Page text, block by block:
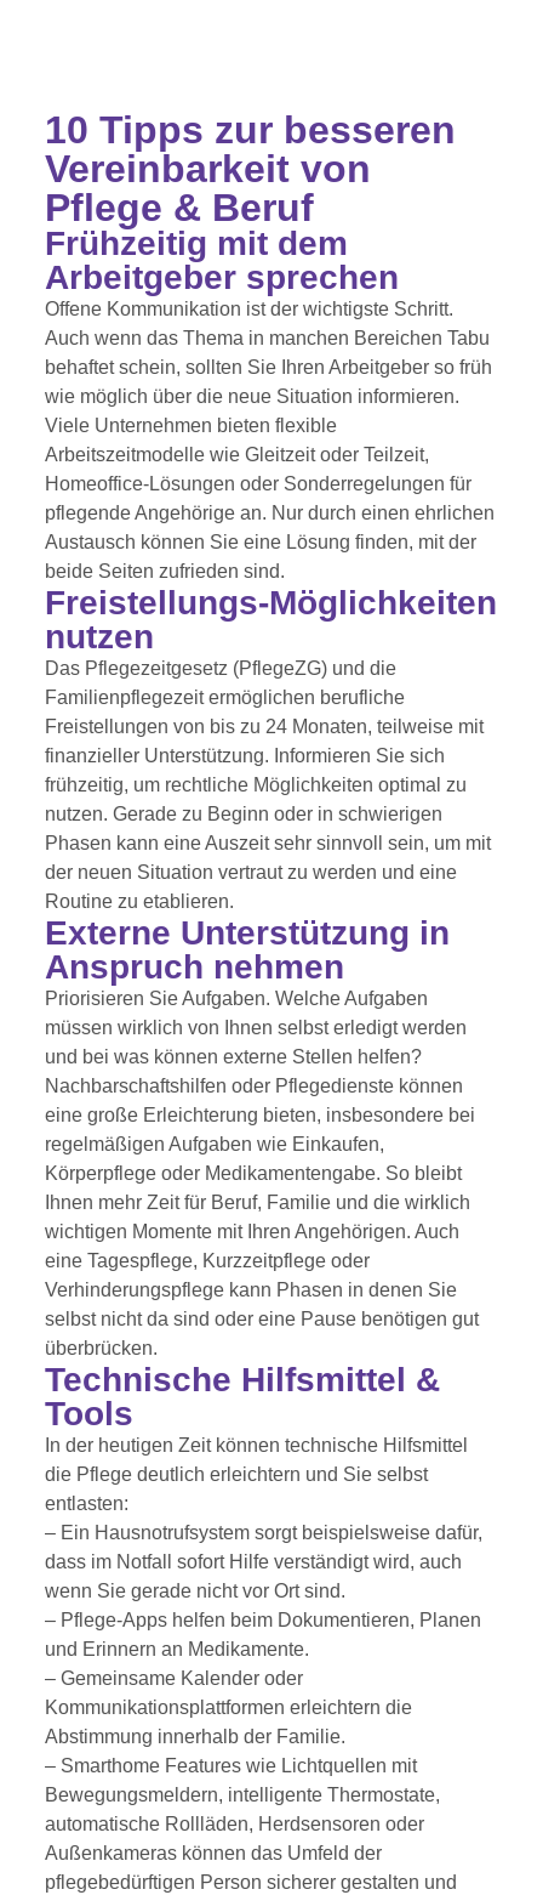
10 Tipps zur besseren
Vereinbarkeit von
Pflege & Beruf
Frühzeitig mit dem
Arbeitgeber sprechen
Offene Kommunikation ist der wichtigste Schritt.
Auch wenn das Thema in manchen Bereichen Tabu
behaftet schein, sollten Sie Ihren Arbeitgeber so früh
wie möglich über die neue Situation informieren.
Viele Unternehmen bieten flexible
Arbeitszeitmodelle wie Gleitzeit oder Teilzeit,
Homeoffice-Lösungen oder Sonderregelungen für
pflegende Angehörige an. Nur durch einen ehrlichen
Austausch können Sie eine Lösung finden, mit der
beide Seiten zufrieden sind.
Freistellungs-Möglichkeiten
nutzen
Das Pflegezeitgesetz (PflegeZG)und die
Familienpflegezeitermöglichen berufliche
Freistellungen von bis zu 24 Monaten, teilweise mit
finanzieller Unterstützung. Informieren Sie sich
frühzeitig, um rechtliche Möglichkeiten optimal zu
nutzen. Gerade zu Beginn oder in schwierigen
Phasen kann eine Auszeit sehr sinnvoll sein, um mit
der neuen Situation vertraut zu werden und eine
Routine zu etablieren.
Externe Unterstützung in
Anspruch nehmen
Priorisieren Sie Aufgaben. Welche Aufgaben
müssen wirklich von Ihnen selbst erledigt werden
und bei was können externe Stellen helfen?
Nachbarschaftshilfen oder Pflegedienste können
eine große Erleichterung bieten, insbesondere bei
regelmäßigen Aufgaben wie Einkaufen,
Körperpflege oder Medikamentengabe. So bleibt
Ihnen mehr Zeit für Beruf, Familie und die wirklich
wichtigen Momente mit Ihren Angehörigen. Auch
eine Tagespflege, Kurzzeitpflege oder
Verhinderungspflege kann Phasen in denen Sie
selbst nicht da sind oder eine Pause benötigen gut
überbrücken.
Technische Hilfsmittel &
Tools
In der heutigen Zeit können technische Hilfsmittel
die Pflege deutlich erleichtern und Sie selbst
entlasten:
– Ein Hausnotrufsystem sorgt beispielsweise dafür,
dass im Notfall sofort Hilfe verständigt wird, auch
wenn Sie gerade nicht vor Ort sind.
– Pflege-Apps helfen beim Dokumentieren, Planen
und Erinnern an Medikamente.
– Gemeinsame Kalender oder
Kommunikationsplattformen erleichtern die
Abstimmung innerhalb der Familie.
– Smarthome Features wie Lichtquellen mit
Bewegungsmeldern, intelligente Thermostate,
automatische Rollläden, Herdsensoren oder
Außenkameras können das Umfeld der
pflegebedürftigen Person sicherer gestalten und